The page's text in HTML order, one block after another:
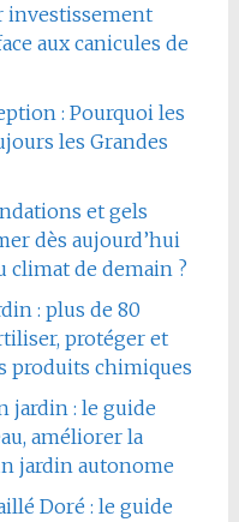
investissement
aux canicules de
: Pourquoi les
les Grandes
et gels
dès aujourd’hui
climat de demain ?
: plus de 80
protéger et
produits chimiques
jardin : le guide
améliorer la
jardin autonome
Doré : le guide